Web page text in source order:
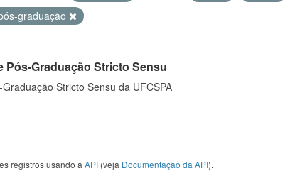
graduação
Pós-Graduação Stricto Sensu
Stricto Sensu da UFCSPA
registros usando a API (veja Documentação da API).